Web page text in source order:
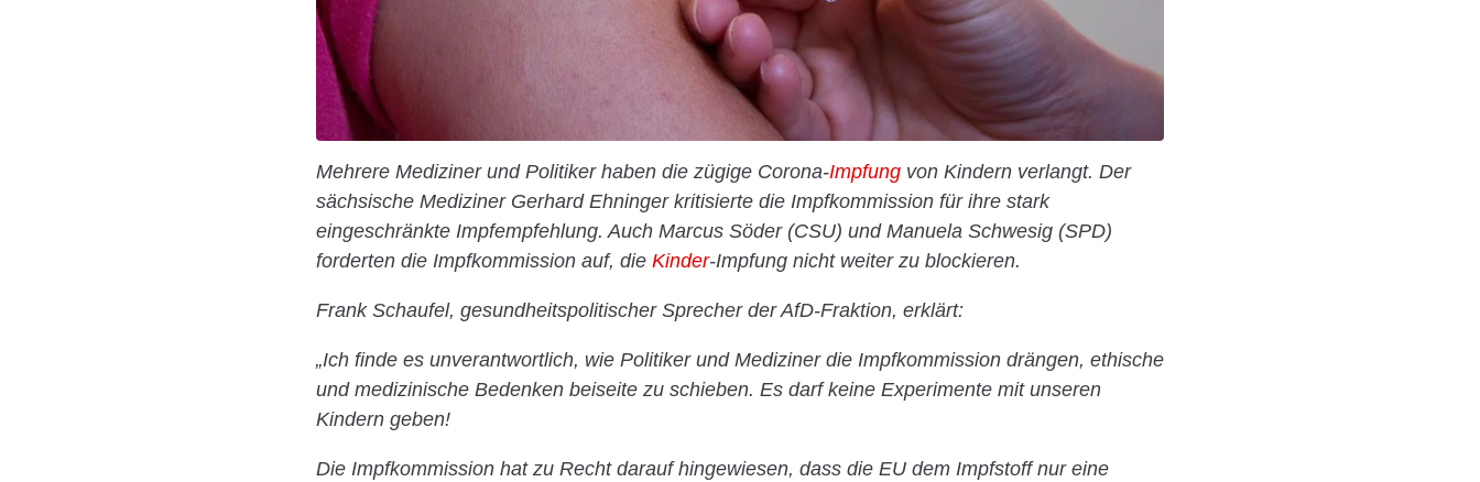
Mehrere Mediziner und Politiker haben die zügige Corona-Impfung von Kindern verlangt. Der
sächsische Mediziner Gerhard Ehninger kritisierte die Impfkommission für ihre stark
eingeschränkte Impfempfehlung. Auch Marcus Söder (CSU) und Manuela Schwesig (SPD)
forderten die Impfkommission auf, die Kinder-Impfung nicht weiter zu blockieren.
Frank Schaufel, gesundheitspolitischer Sprecher der AfD-Fraktion, erklärt:
„Ich finde es unverantwortlich, wie Politiker und Mediziner die Impfkommission drängen, ethische
und medizinische Bedenken beiseite zu schieben. Es darf keine Experimente mit unseren
Kindern geben!
Die Impfkommission hat zu Recht darauf hingewiesen, dass die EU dem Impfstoff nur eine